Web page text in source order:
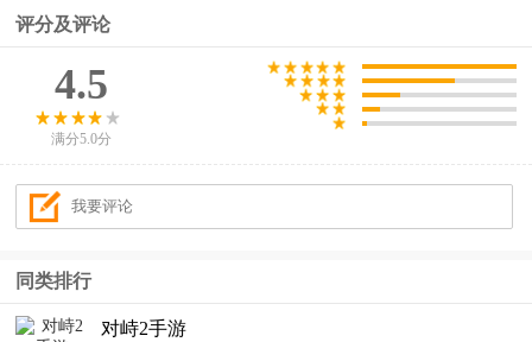
评分及评论
4.5
满分5.0分
同类排行
对峙2手游